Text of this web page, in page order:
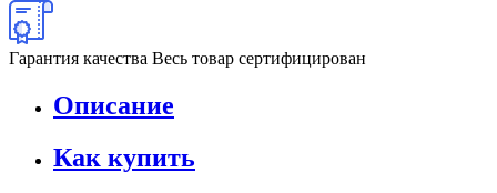
Гарантия качества Весь товар сертифицирован
Описание
Как купить